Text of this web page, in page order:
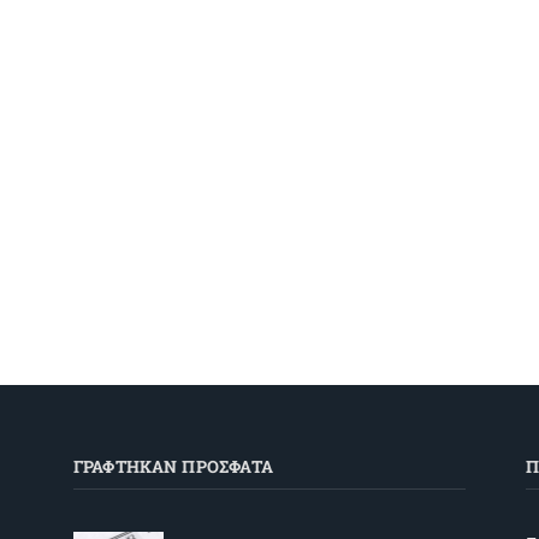
ΓΡΑΦΤΗΚΑΝ ΠΡΟΣΦΑΤΑ